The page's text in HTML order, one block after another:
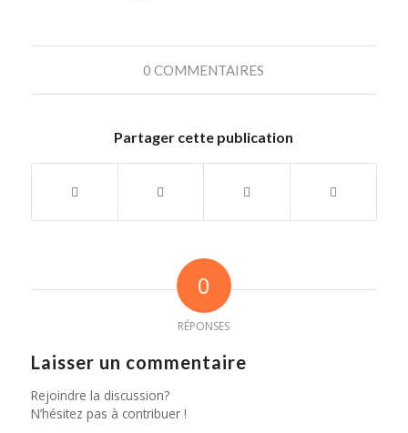
0 COMMENTAIRES
Partager cette publication
0
RÉPONSES
Laisser un commentaire
Rejoindre la discussion?
N’hésitez pas à contribuer !